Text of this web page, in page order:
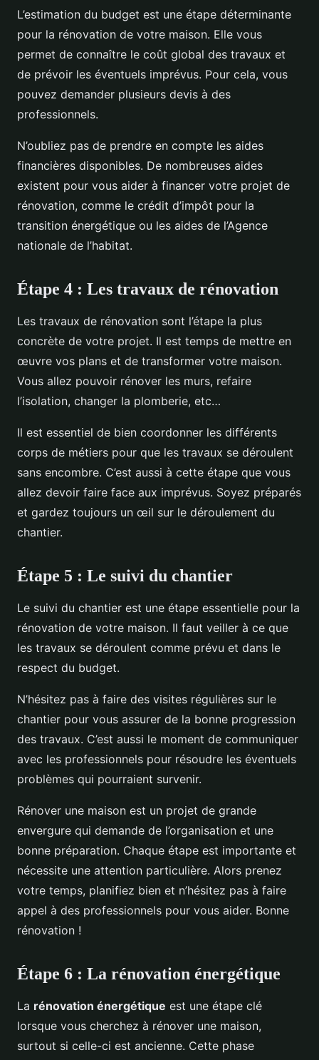
L’estimation du budget est une étape déterminante
pour la rénovation de votre maison. Elle vous
permet de connaître le coût global des travaux et
de prévoir les éventuels imprévus. Pour cela, vous
pouvez demander plusieurs devis à des
professionnels.
N’oubliez pas de prendre en compte les aides
financières disponibles. De nombreuses aides
existent pour vous aider à financer votre projet de
rénovation, comme le crédit d’impôt pour la
transition énergétique ou les aides de l’Agence
nationale de l’habitat.
Étape 4 : Les travaux de rénovation
Les travaux de rénovation sont l’étape la plus
concrète de votre projet. Il est temps de mettre en
œuvre vos plans et de transformer votre maison.
Vous allez pouvoir rénover les murs, refaire
l’isolation, changer la plomberie, etc…
Il est essentiel de bien coordonner les différents
corps de métiers pour que les travaux se déroulent
sans encombre. C’est aussi à cette étape que vous
allez devoir faire face aux imprévus. Soyez préparés
et gardez toujours un œil sur le déroulement du
chantier.
Étape 5 : Le suivi du chantier
Le suivi du chantier est une étape essentielle pour la
rénovation de votre maison. Il faut veiller à ce que
les travaux se déroulent comme prévu et dans le
respect du budget.
N’hésitez pas à faire des visites régulières sur le
chantier pour vous assurer de la bonne progression
des travaux. C’est aussi le moment de communiquer
avec les professionnels pour résoudre les éventuels
problèmes qui pourraient survenir.
Rénover une maison est un projet de grande
envergure qui demande de l’organisation et une
bonne préparation. Chaque étape est importante et
nécessite une attention particulière. Alors prenez
votre temps, planifiez bien et n’hésitez pas à faire
appel à des professionnels pour vous aider. Bonne
rénovation !
Étape 6 : La rénovation énergétique
La rénovation énergétique est une étape clé
lorsque vous cherchez à rénover une maison,
surtout si celle-ci est ancienne. Cette phase